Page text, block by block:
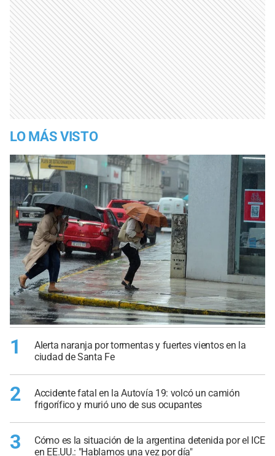
LO MÁS VISTO
1
Alerta naranja por tormentas y fuertes vientos en la
ciudad de Santa Fe
2
Accidente fatal en la Autovía 19: volcó un camión
frigorífico y murió uno de sus ocupantes
3
Cómo es la situación de la argentina detenida por el ICE
en EE.UU.: "Hablamos una vez por día"